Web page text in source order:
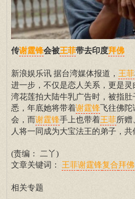
传谢霆锋会被王菲带去印度拜佛
新浪娱乐讯 据台湾媒体报道， 王菲
进一步，不仅是恋人关系，更是灵
湾花莲拍大陆牛乳广告时，被指
悉，年底她将带着谢霆锋飞往佛陀
会，而谢霆锋手上也带着王菲所赠
人将一同成为大宝法王的弟子，共
(责编： 二丫)
文章关键词： 王菲谢霆锋复合拜佛
相关专题